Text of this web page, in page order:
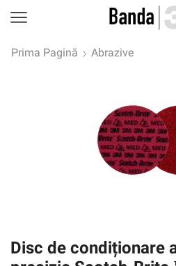
Prima Pagină Abrazive
Disc de condiționare